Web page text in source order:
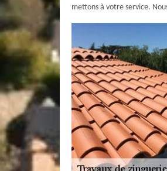
mettons à votre service.